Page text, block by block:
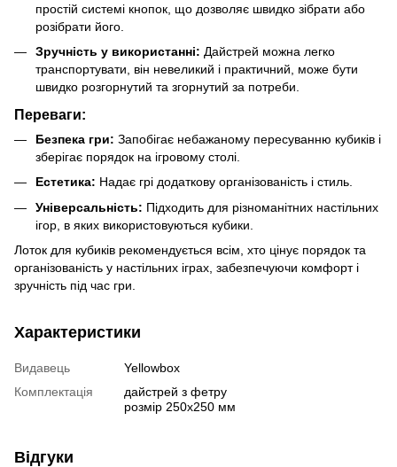
простій системі кнопок, що дозволяє швидко зібрати або
розібрати його.
Зручність у використанні: Дайстрей можна легко
транспортувати, він невеликий і практичний, може бути
швидко розгорнутий та згорнутий за потреби.
Переваги:
Безпека гри: Запобігає небажаному пересуванню кубиків і
зберігає порядок на ігровому столі.
Естетика: Надає грі додаткову організованість і стиль.
Універсальність: Підходить для різноманітних настільних
ігор, в яких використовуються кубики.
Лоток для кубиків рекомендується всім, хто цінує порядок та
організованість у настільних іграх, забезпечуючи комфорт і
зручність під час гри.
Характеристики
Видавець
Yellowbox
Комплектація
дайстрей з фетру
розмір 250х250 мм
Відгуки